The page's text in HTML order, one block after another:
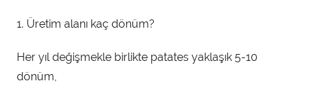
1. Üretim alanı kaç dönüm?
Her yıl değişmekle birlikte patates yaklaşık 5-10
dönüm,